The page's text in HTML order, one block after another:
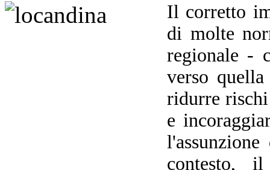
Il corretto
di molte
regionale -
verso
ridurre
e
contesto,